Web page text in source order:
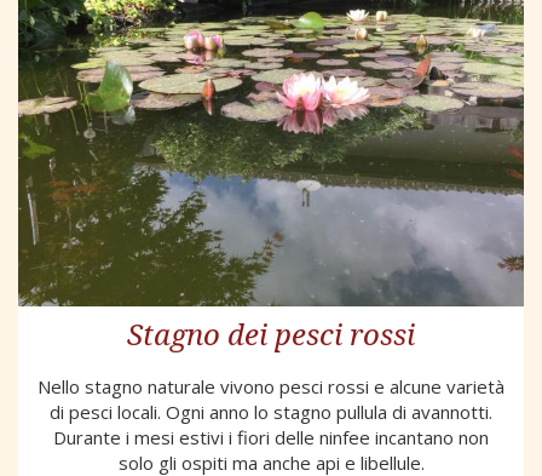
Stagno dei pesci rossi
Nello stagno naturale vivono pesci rossi e alcune varietà
di pesci locali. Ogni anno lo stagno pullula di avannotti.
Durante i mesi estivi i fiori delle ninfee incantano non
solo gli ospiti ma anche api e libellule.